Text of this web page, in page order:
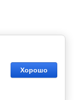
Хорошо